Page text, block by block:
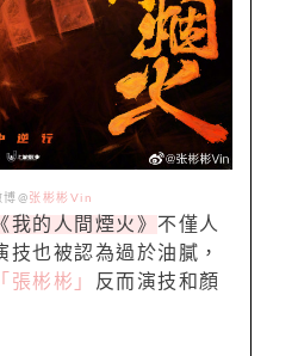
@ 张彬彬Vin
《我的人間煙火》 不僅人
也被認為過於油膩，
「張彬彬」
反而演技和顏